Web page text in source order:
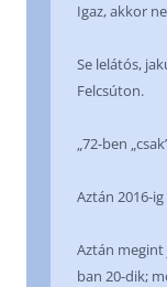
Igaz, akkor
Se lelátós,
Felcsúton.
„72-ben
Aztán 2016-
Aztán megint
ban 20-dik;